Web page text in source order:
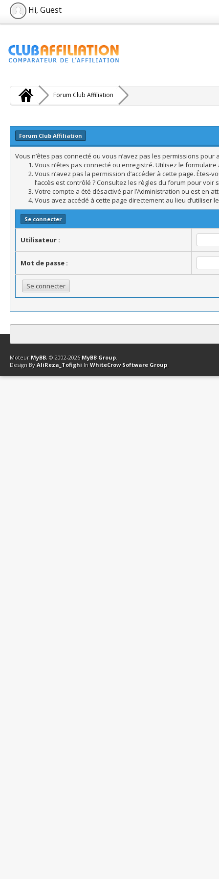
Hi, Guest
Forum Club Affiliation
Forum Club Affiliation
Vous n’êtes pas connecté ou vous n’avez pas les permissions
Vous n’êtes pas connecté ou enregistré. Utilisez le
Vous n’avez pas la permission d’accéder à cette page. Êtes-
l’accès est contrôlé ? Consultez les règles du forum pour
Votre compte a été désactivé par l’Administration ou est en
Vous avez accédé à cette page directement au lieu d’utiliser
Se connecter
Utilisateur :
Mot de passe :
Contact Club Affiliation Retourner en haut Version bas-débit
Moteur MyBB, © 2002-2026 MyBB Group.
Design By AliReza_Tofighi In WhiteCrow Software Group.